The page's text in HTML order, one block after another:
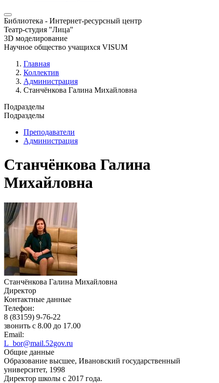
Библиотека - Интернет-ресурсный центр
Театр-студия "Лица"
3D моделирование
Научное общество учащихся VISUM
Главная
Коллектив
Администрация
Станчёнкова Галина Михайловна
Подразделы
Подразделы
Преподаватели
Администрация
Станчёнкова Галина
Михайловна
Станчёнкова Галина Михайловна
Директор
Контактные данные
Телефон:
8 (83159) 9-76-22
звонить с 8.00 до 17.00
Email:
L_bor@mail.52gov.ru
Общие данные
Образование высшее, Ивановский государственный
университет, 1998
Директор школы с 2017 года.